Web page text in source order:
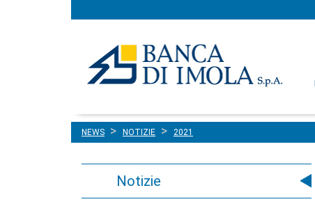
principale
NEWS NOTIZIE 2021
Notizie